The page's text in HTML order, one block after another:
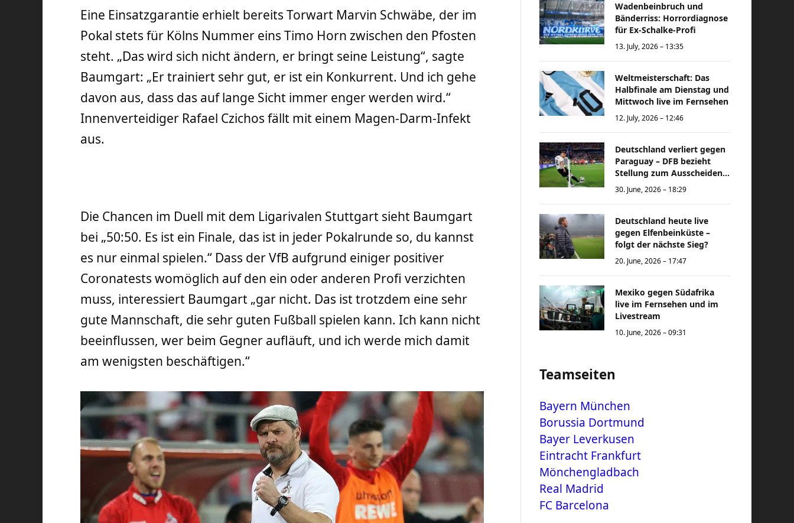
Eine Einsatzgarantie erhielt bereits Torwart Marvin Schwäbe, der im
Pokal stets für Kölns Nummer eins Timo Horn zwischen den Pfosten
steht. „Das wird sich nicht ändern, er bringt seine Leistung“, sagte
Baumgart: „Er trainiert sehr gut, er ist ein Konkurrent. Und ich gehe
davon aus, dass das auf lange Sicht immer enger werden wird.“
Innenverteidiger Rafael Czichos fällt mit einem Magen-Darm-Infekt
aus.
Die Chancen im Duell mit dem Ligarivalen Stuttgart sieht Baumgart
bei „50:50. Es ist ein Finale, das ist in jeder Pokalrunde so, du kannst
es nur einmal spielen.“ Dass der VfB aufgrund einiger positiver
Coronatests womöglich auf den ein oder anderen Profi verzichten
muss, interessiert Baumgart „gar nicht. Das ist trotzdem eine sehr
gute Mannschaft, die sehr guten Fußball spielen kann. Ich kann nicht
beeinflussen, wer beim Gegner aufläuft, und ich werde mich damit
am wenigsten beschäftigen.“
Wadenbeinbruch und
Bänderriss: Horrordiagnose
für Ex-Schalke-Profi
13. July, 2026 – 13:35
Weltmeisterschaft: Das
Halbfinale am Dienstag und
Mittwoch live im Fernsehen
12. July, 2026 – 12:46
Deutschland verliert gegen
Paraguay – DFB bezieht
Stellung zum Ausscheiden
bei der Weltmeisterschaft
30. June, 2026 – 18:29
Deutschland heute live
gegen Elfenbeinküste –
folgt der nächste Sieg?
20. June, 2026 – 17:47
Mexiko gegen Südafrika
live im Fernsehen und im
Livestream
10. June, 2026 – 09:31
Teamseiten
Bayern München
Borussia Dortmund
Bayer Leverkusen
Eintracht Frankfurt
Mönchengladbach
Real Madrid
FC Barcelona